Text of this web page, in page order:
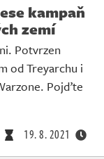
kampaň
zemí
Potvrzen
od Treyarchu i
Pojďte
19. 8. 2021